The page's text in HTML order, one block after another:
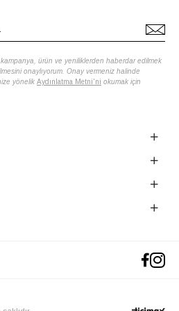
ürün ve yeniliklerden haberdar edilmek
onaylıyorum. Onay vermeniz halinde
yönelik Aydınlatma Metni'ni okumak için